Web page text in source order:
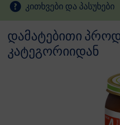
კითხვები და პასუხები
დამატებითი
კატეგორიიდან